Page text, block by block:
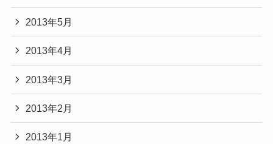
2013年5月
2013年4月
2013年3月
2013年2月
2013年1月